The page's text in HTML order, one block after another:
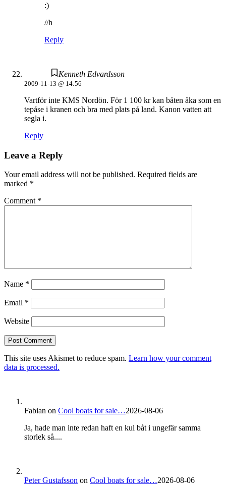
:)
//h
Reply
Kenneth Edvardsson
2009-11-13 @ 14:56
Vartför inte KMS Nordön. För 1 100 kr kan båten åka som en
tepåse i kranen och bra med plats på land. Kanon vatten att
segla i.
Reply
Leave a Reply
Your email address will not be published. Required fields are
marked *
Comment *
Name *
Email *
Website
This site uses Akismet to reduce spam. Learn how your comment
data is processed.
Fabian on Cool boats for sale…2026-08-06
Ja, hade man inte redan haft en kul båt i ungefär samma
storlek så....
Peter Gustafsson on Cool boats for sale…2026-08-06